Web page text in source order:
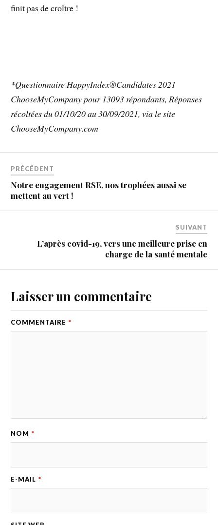
finit pas de croître !
*Questionnaire HappyIndex®Candidates 2021
ChooseMyCompany pour 13093 répondants, Réponses
récoltées du 01/10/20 au 30/09/2021, via le site
ChooseMyCompany.com
PRÉCÉDENT
Notre engagement RSE, nos trophées aussi se
mettent au vert !
SUIVANT
L’après covid-19, vers une meilleure prise en
charge de la santé mentale
Laisser un commentaire
COMMENTAIRE *
NOM *
E-MAIL *